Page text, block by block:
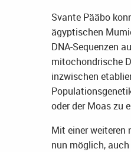
Svante Pääbo
ägyptischen
DNA-Sequenzen
mitochondrische
inzwischen
oder der Moas zu
Mit einer weiteren
nun möglich,